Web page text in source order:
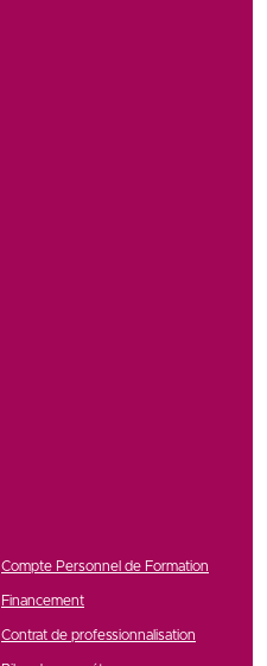
Compte Personnel de Formation
Financement
Contrat de professionnalisation